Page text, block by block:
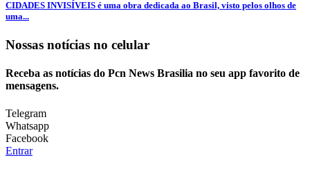
CIDADES INVISÍVEIS é uma obra dedicada ao Brasil, visto pelos olhos de
uma...
Nossas notícias no celular
Receba as notícias do Pcn News Brasilia no seu app favorito de
mensagens.
Telegram
Whatsapp
Facebook
Entrar